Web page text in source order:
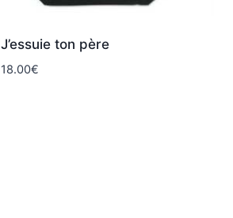
J’essuie ton père
18.00€